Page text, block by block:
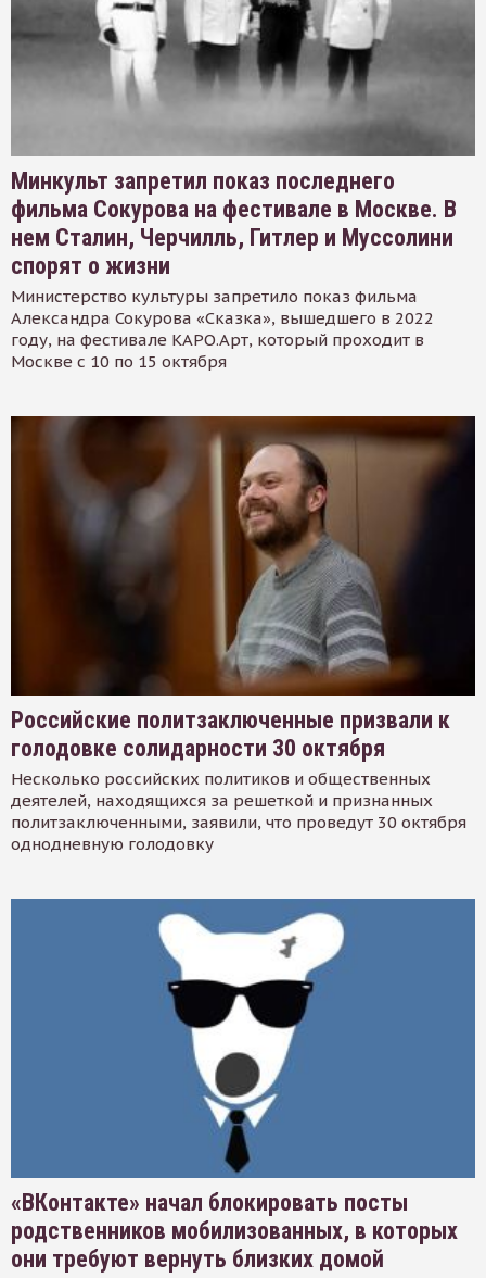
Минкульт запретил показ последнего
фильма Сокурова на фестивале в Москве. В
нем Сталин, Черчилль, Гитлер и Муссолини
спорят о жизни
Министерство культуры запретило показ фильма
Александра Сокурова «Сказка», вышедшего в 2022
году, на фестивале КАРО.Арт, который проходит в
Москве с 10 по 15 октября
Российские политзаключенные призвали к
голодовке солидарности 30 октября
Несколько российских политиков и общественных
деятелей, находящихся за решеткой и признанных
политзаключенными, заявили, что проведут 30 октября
однодневную голодовку
«ВКонтакте» начал блокировать посты
родственников мобилизованных, в которых
они требуют вернуть близких домой